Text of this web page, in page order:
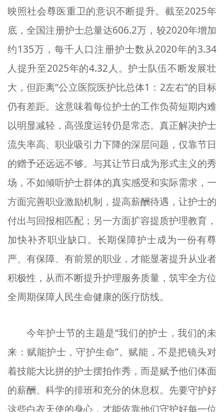
映照社会尊医重卫的意识不断提升。截至2025年
底，全国注册护士总量达606.2万，较2020年增加
约135万，每千人口注册护士数从2020年的3.34
人提升至2025年的4.32人。护士队伍不断发展壮
大，但距离“公立医院医护比总体1：2左右”的目标
仍有差距。这意味着每位护士的工作负荷短期内难
以明显减轻，高强度运转仍是常态。真正解决护士
流失率高、职业吸引力下降的深层问题，仅靠节日
的赠予还远远不够。与其让节日成为形式主义的秀
场，不如倾听护士群体的真实感受和实际需求，一
方面完善职业激励机制，提高薪酬待遇，让护士的
付出与回报相匹配；另一方面扩容提质护理教育，
加快补齐职业缺口。长期保障护士成为一份有尊
严、有保障、有前景的职业，才能显著提升从业者
积极性，从而不断提升护理服务质量，筑牢全方位
全周期保障人民生命健康的医疗防线。
今年护士节的主题是“‌我们的护士，我们的未
来：赋能护士，守护生命‌”。赋能，不是把镜头对
着技能大比拼的护士摆拍作秀，而是赋予他们体面
的薪酬、科学的排班和充分的休息权。先要守护好
这些白衣天使的身心，才能依靠他们守护好每一位